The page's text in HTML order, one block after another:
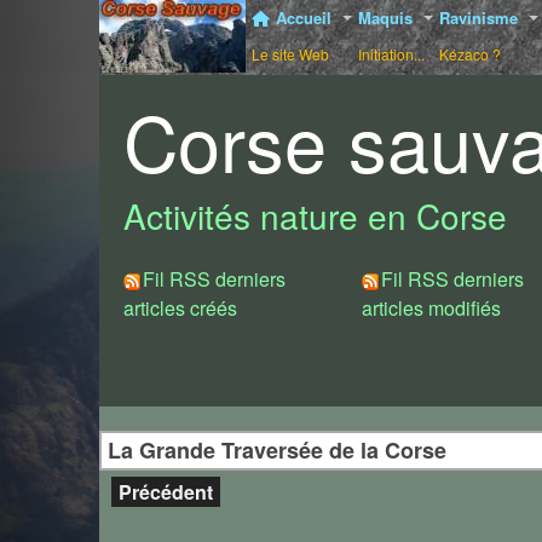
Accueil
Le site Web
Maquis
Initiation...
Ravinisme
Kézaco ?
Corse
Activités nature en Corse
Fil RSS derniers
articles créés
Fil RSS derniers
articles modifiés
La Grande Traversée de la Corse
1/ De Cap Corse en Agriates
Précédent